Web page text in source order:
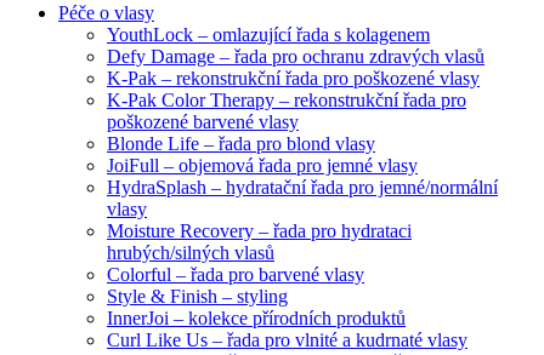
Péče o vlasy
YouthLock – omlazující řada s kolagenem
Defy Damage – řada pro ochranu zdravých vlasů
K-Pak – rekonstrukční řada pro poškozené vlasy
K-Pak Color Therapy – rekonstrukční řada pro
poškozené barvené vlasy
Blonde Life – řada pro blond vlasy
JoiFull – objemová řada pro jemné vlasy
HydraSplash – hydratační řada pro jemné/normální
vlasy
Moisture Recovery – řada pro hydrataci
hrubých/silných vlasů
Colorful – řada pro barvené vlasy
Style & Finish – styling
InnerJoi – kolekce přírodních produktů
Curl Like Us – řada pro vlnité a kudrnaté vlasy